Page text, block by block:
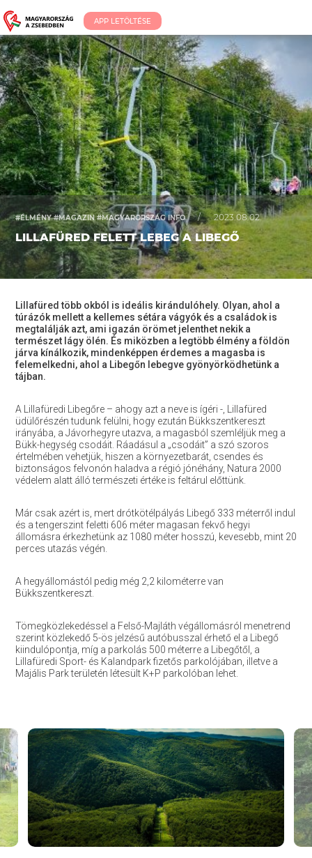
APP LETÖLTÉSE
#ÉLMÉNY #MAGAZIN #MAGYARORSZÁG INFO / 2023.08.02.
LILLAFÜRED FELETT LEBEG A LIBEGŐ
Lillafüred több okból is ideális kirándulóhely. Olyan, ahol a
túrázók mellett a kellemes sétára vágyók és a családok is
megtalálják azt, ami igazán örömet jelenthet nekik a
természet lágy ölén. És miközben a legtöbb élmény a földön
járva kínálkozik, mindenképpen érdemes a magasba is
felemelkedni, ahol a Libegőn lebegve gyönyörködhetünk a
tájban.
A Lillafüredi Libegőre – ahogy azt a neve is ígéri -, Lillafüred
üdülőrészén tudunk felülni, hogy ezután Bükkszentkereszt
irányába, a Jávorhegyre utazva, a magasból szemléljük meg a
Bükk-hegység csodáit. Ráadásul a „csodáit” a szó szoros
értelmében vehetjük, hiszen a környezetbarát, csendes és
biztonságos felvonón haladva a régió jónéhány, Natura 2000
védelem alatt álló természeti értéke is feltárul előttünk.
Már csak azért is, mert drótkötélpályás Libegő 333 méterről indul
és a tengerszint feletti 606 méter magasan fekvő hegyi
állomásra érkezhetünk az 1080 méter hosszú, kevesebb, mint 20
perces utazás végén.
A hegyállomástól pedig még 2,2 kilométerre van
Bükkszentkereszt.
Tömegközlekedéssel a Felső-Majláth végállomásról menetrend
szerint közlekedő 5-ös jelzésű autóbusszal érhető el a Libegő
kiindulópontja, míg a parkolás 500 méterre a Libegőtől, a
Lillafüredi Sport- és Kalandpark fizetős parkolójában, illetve a
Majális Park területén létesült K+P parkolóban lehet.